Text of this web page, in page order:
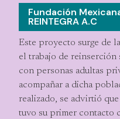
Fundación
REINTEGRA A.C
Este proyecto surge de
el trabajo de reinserción
con personas adultas
acompañar a dicha
realizado, se advirtió
tuvo su primer contacto